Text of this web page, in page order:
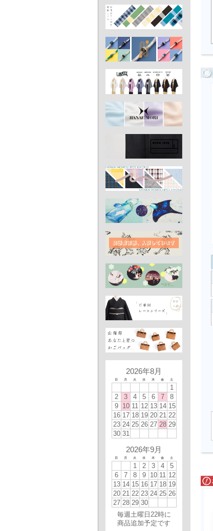
2026年8月
日 月 火 水 木 金 土
1
2
3 4 5 6 7
8
9 10 11 12 13 14 15
16 17 18 19 20 21 22
23 24 25 26 27 28 29
30 31
2026年9月
日 月 火 水 木 金 土
1 2 3 4
5
6
7 8 9 10 11 12
13 14 15 16 17 18 19
20 21 22 23 24 25 26
27 28 29 30
毎週土曜日22時に
商品追加予定です